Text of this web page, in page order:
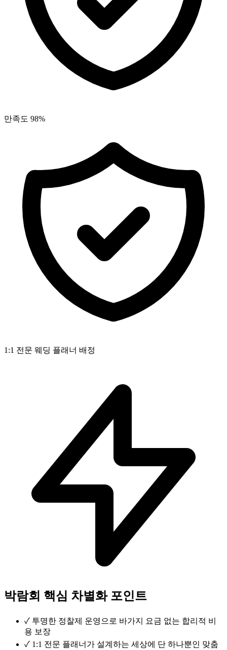
만족도 98%
1:1 전문 웨딩 플래너 배정
박람회 핵심 차별화 포인트
✓ 투명한 정찰제 운영으로 바가지 요금 없는 합리적 비
용 보장
✓ 1:1 전문 플래너가 설계하는 세상에 단 하나뿐인 맞춤